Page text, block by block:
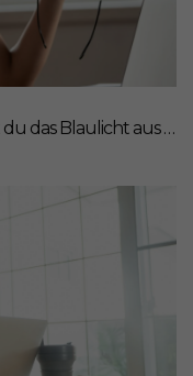
Schluss mit müden Augen! So kickst du das Blaulicht aus deinem Leben